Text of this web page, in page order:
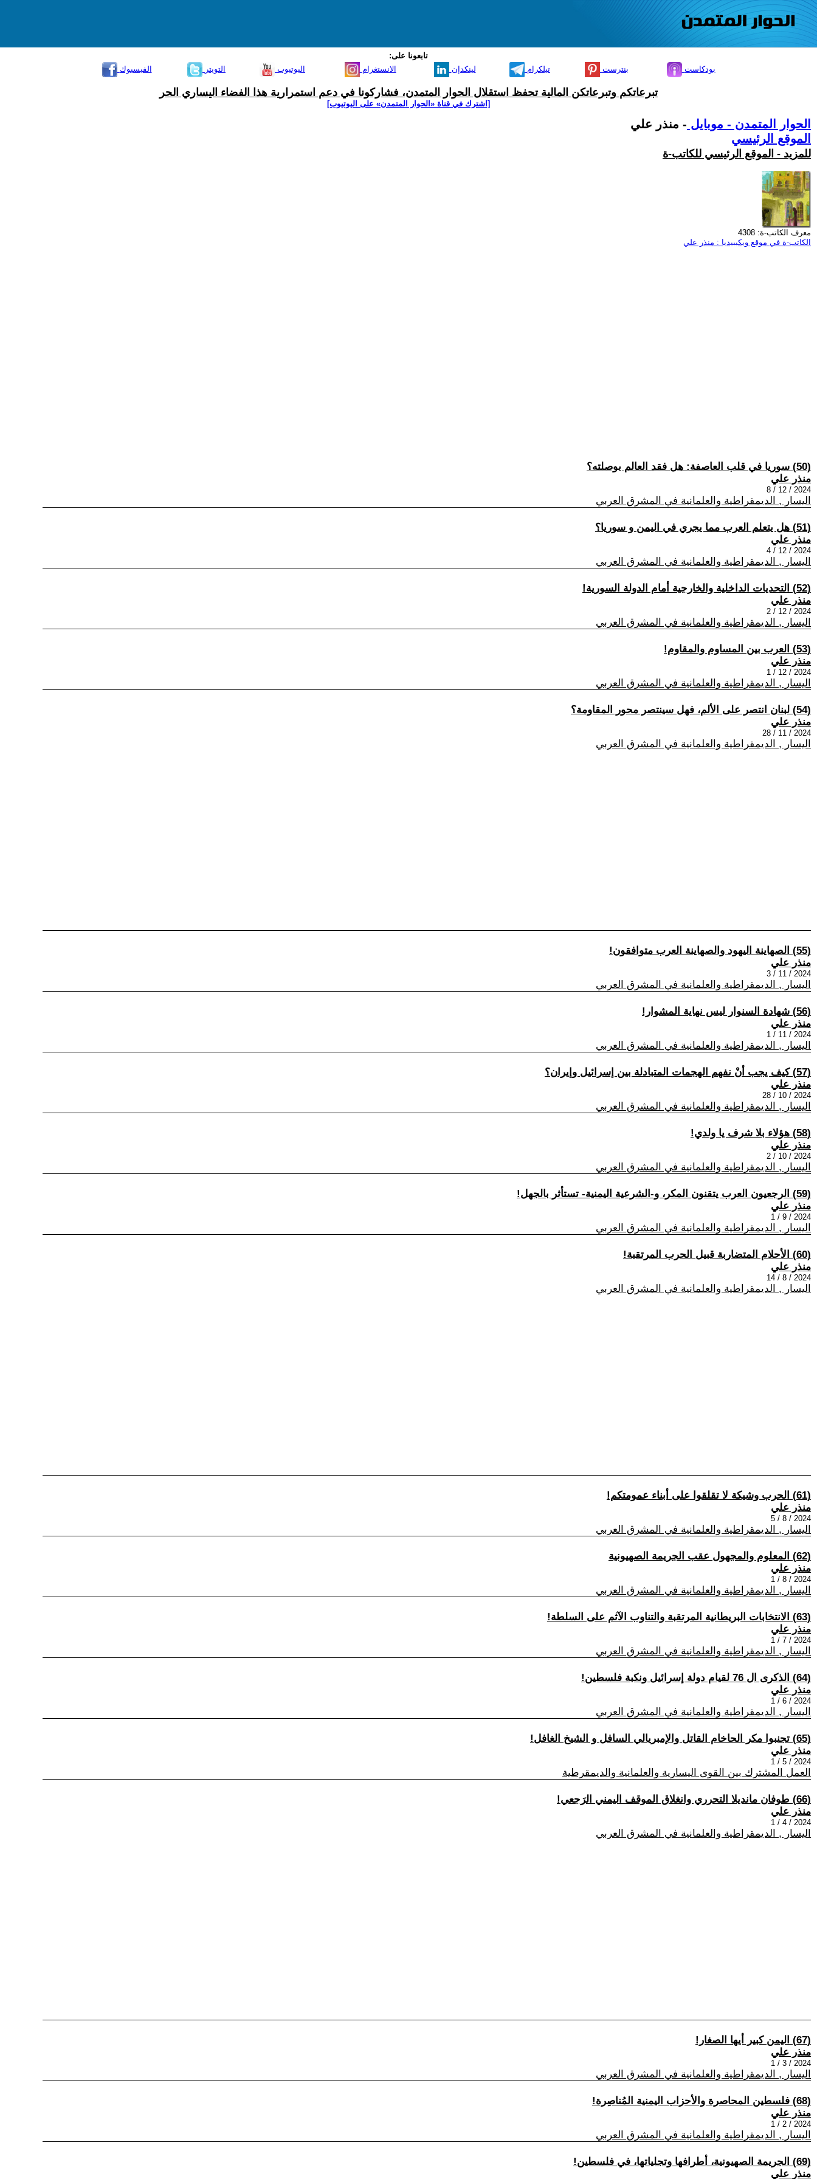
تابعونا على:
الفيسبوك
التويتر اليوتيوب الانستغرام لينكدإن تيلكرام بنترست بودكاست
تبرعاتكم وتبرعاتكن المالية تحفظ استقلال الحوار المتمدن، فشاركونا في دعم استمرارية هذا الفضاء اليساري الحر
[اشترك في قناة ‫«الحوار المتمدن» على اليوتيوب]
الحوار المتمدن - موبايل - منذر علي
الموقع الرئيسي
للمزيد - الموقع الرئيسي للكاتب-ة
معرف الكاتب-ة: 4308
الكاتب-ة في موقع ويكيبيديا : منذر علي
(50) سوريا في قلب العاصفة: هل فقد العالم بوصلته؟
منذر علي
2024 / 12 / 8
اليسار , الديمقراطية والعلمانية في المشرق العربي
(51) هل يتعلم العرب مما يجري في اليمن و سوريا؟
منذر علي
2024 / 12 / 4
اليسار , الديمقراطية والعلمانية في المشرق العربي
(52) التحديات الداخلية والخارجية أمام الدولة السورية!
منذر علي
2024 / 12 / 2
اليسار , الديمقراطية والعلمانية في المشرق العربي
(53) العرب بين المساوم والمقاوم!
منذر علي
2024 / 12 / 1
اليسار , الديمقراطية والعلمانية في المشرق العربي
(54) لبنان انتصر على الألم، فهل سينتصر محور المقاومة؟
منذر علي
2024 / 11 / 28
اليسار , الديمقراطية والعلمانية في المشرق العربي
(55) الصهاينة اليهود والصهاينة العرب متوافقون!
منذر علي
2024 / 11 / 3
اليسار , الديمقراطية والعلمانية في المشرق العربي
(56) شهادة السنوار ليس نهاية المشوار!
منذر علي
2024 / 11 / 1
اليسار , الديمقراطية والعلمانية في المشرق العربي
(57) كيف يجب أنْ نفهم الهجمات المتبادلة بين إسرائيل وإيران؟
منذر علي
2024 / 10 / 28
اليسار , الديمقراطية والعلمانية في المشرق العربي
(58) هؤلاء بلا شرف يا ولدي!
منذر علي
2024 / 10 / 2
اليسار , الديمقراطية والعلمانية في المشرق العربي
(59) الرجعيون العرب يتقنون المكر، و-الشرعية اليمنية- تستأثر بالجهل!
منذر علي
2024 / 9 / 1
اليسار , الديمقراطية والعلمانية في المشرق العربي
(60) الأحلام المتضاربة قبيل الحرب المرتقبة!
منذر علي
2024 / 8 / 14
اليسار , الديمقراطية والعلمانية في المشرق العربي
(61) الحرب وشيكة لا تقلقوا على أبناء عمومتكم!
منذر علي
2024 / 8 / 5
اليسار , الديمقراطية والعلمانية في المشرق العربي
(62) المعلوم والمجهول عقب الجريمة الصهيونية
منذر علي
2024 / 8 / 1
اليسار , الديمقراطية والعلمانية في المشرق العربي
(63) الانتخابات البريطانية المرتقبة والتناوب الآثم على السلطة!
منذر علي
2024 / 7 / 1
اليسار , الديمقراطية والعلمانية في المشرق العربي
(64) الذكرى ال 76 لقيام دولة إسرائيل ونكبة فلسطين!
منذر علي
2024 / 6 / 1
اليسار , الديمقراطية والعلمانية في المشرق العربي
(65) تجنبوا مكر الحاخام القاتل والإمبريالي السافل و الشيخ الغافل!
منذر علي
2024 / 5 / 1
العمل المشترك بين القوى اليسارية والعلمانية والديمقرطية
(66) طوفان مانديلا التحرري وانغلاق الموقف اليمني الرَجعي!
منذر علي
2024 / 4 / 1
اليسار , الديمقراطية والعلمانية في المشرق العربي
(67) اليمن كبير أيها الصغار!
منذر علي
2024 / 3 / 1
اليسار , الديمقراطية والعلمانية في المشرق العربي
(68) فلسطين المحاصرة والأحزاب اليمنية المُناصِرة!
منذر علي
2024 / 2 / 1
اليسار , الديمقراطية والعلمانية في المشرق العربي
(69) الجريمة الصهيونية، أطرافها وتجلياتها، في فلسطين!
منذر علي